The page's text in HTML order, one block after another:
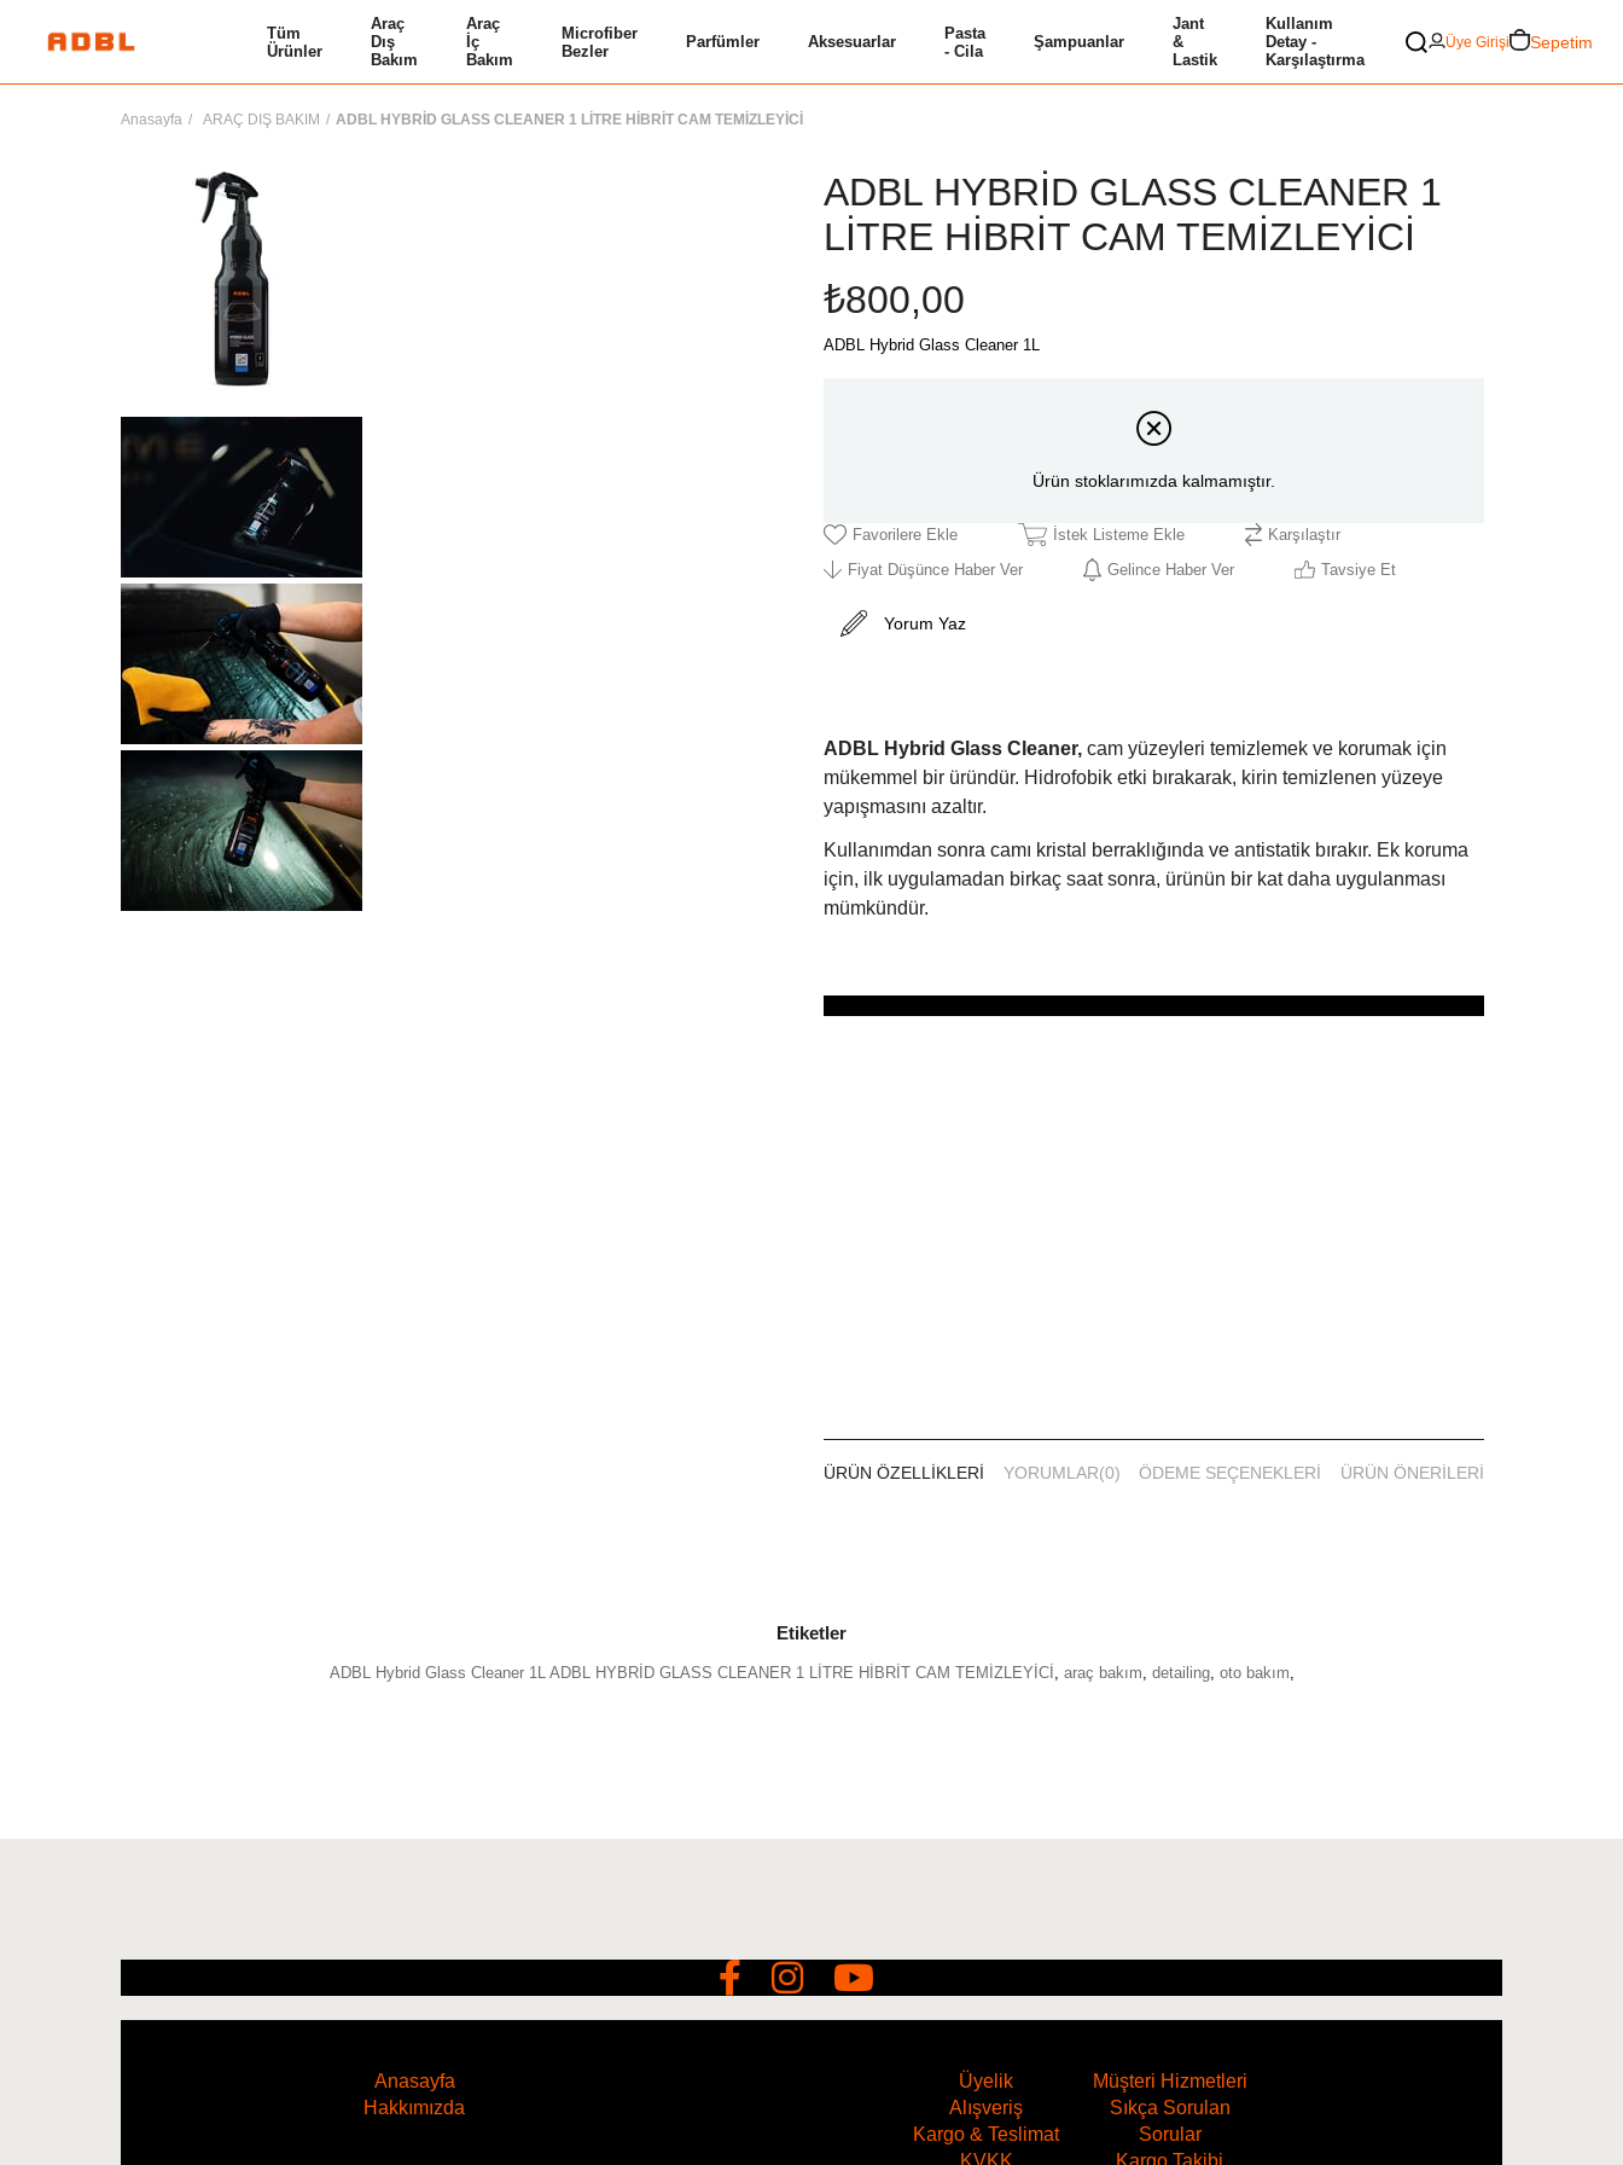
Tüm
Ürünler
Araç
Dış
Bakım
Araç
İç
Bakım
Microfiber
Bezler
Parfümler Aksesuarlar
Pasta
- Cila
Şampuanlar
Jant
&
Lastik
Kullanım
Detay -
Karşılaştırma
Üye Girişi Sepetim
Anasayfa ARAÇ DIŞ BAKIM ADBL HYBRİD GLASS CLEANER 1 LİTRE HİBRİT CAM TEMİZLEYİCİ
ADBL HYBRİD GLASS CLEANER 1
LİTRE HİBRİT CAM TEMİZLEYİCİ
₺800,00
ADBL Hybrid Glass Cleaner 1L
Ürün stoklarımızda kalmamıştır.
Favorilere Ekle İstek Listeme Ekle
Karşılaştır
Fiyat Düşünce Haber Ver
Gelince Haber Ver Tavsiye Et
Yorum Yaz
ADBL Hybrid Glass Cleaner, cam yüzeyleri temizlemek ve korumak için
mükemmel bir üründür. Hidrofobik etki bırakarak, kirin temizlenen yüzeye
yapışmasını azaltır.
Kullanımdan sonra camı kristal berraklığında ve antistatik bırakır. Ek koruma
için, ilk uygulamadan birkaç saat sonra, ürünün bir kat daha uygulanması
mümkündür.
ÜRÜN ÖZELLIKLERI YORUMLAR(0) ÖDEME SEÇENEKLERI ÜRÜN ÖNERILERI
Etiketler
ADBL Hybrid Glass Cleaner 1L ADBL HYBRİD GLASS CLEANER 1 LİTRE HİBRİT CAM TEMİZLEYİCİ , araç bakım, detailing, oto bakım,
Anasayfa
Hakkımızda
Üyelik
Alışveriş
Kargo & Teslimat
Müşteri Hizmetleri
Sıkça Sorulan
Sorular